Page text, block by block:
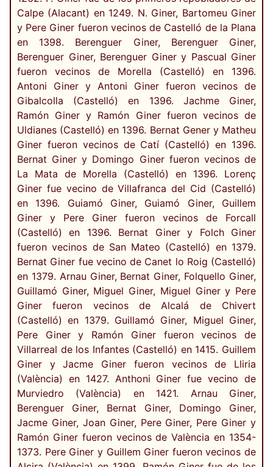
Calpe (Alacant) en 1249. N. Giner, Bartomeu Giner
y Pere Giner fueron vecinos de Castelló de la Plana
en 1398. Berenguer Giner, Berenguer Giner,
Berenguer Giner, Berenguer Giner y Pascual Giner
fueron vecinos de Morella (Castelló) en 1396.
Antoni Giner y Antoni Giner fueron vecinos de
Gibalcolla (Castelló) en 1396. Jachme Giner,
Ramón Giner y Ramón Giner fueron vecinos de
Uldianes (Castelló) en 1396. Bernat Gener y Matheu
Giner fueron vecinos de Catí (Castelló) en 1396.
Bernat Giner y Domingo Giner fueron vecinos de
La Mata de Morella (Castelló) en 1396. Lorenç
Giner fue vecino de Villafranca del Cid (Castelló)
en 1396. Guiamó Giner, Guiamó Giner, Guillem
Giner y Pere Giner fueron vecinos de Forcall
(Castelló) en 1396. Bernat Giner y Folch Giner
fueron vecinos de San Mateo (Castelló) en 1379.
Bernat Giner fue vecino de Canet lo Roig (Castelló)
en 1379. Arnau Giner, Bernat Giner, Folquello Giner,
Guillamó Giner, Miguel Giner, Miguel Giner y Pere
Giner fueron vecinos de Alcalá de Chivert
(Castelló) en 1379. Guillamó Giner, Miguel Giner,
Pere Giner y Ramón Giner fueron vecinos de
Villarreal de los Infantes (Castelló) en 1415. Guillem
Giner y Jacme Giner fueron vecinos de Lliria
(València) en 1427. Anthoni Giner fue vecino de
Murviedro (València) en 1421. Arnau Giner,
Berenguer Giner, Bernat Giner, Domingo Giner,
Jacme Giner, Joan Giner, Pere Giner, Pere Giner y
Ramón Giner fueron vecinos de València en 1354-
1373. Pere Giner y Guillem Giner fueron vecinos de